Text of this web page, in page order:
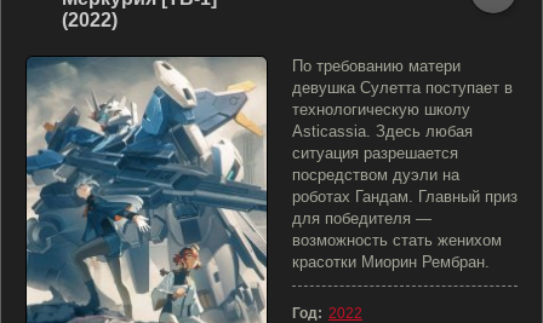
(2022)
По требованию матери
девушка Сулетта поступает в
технологическую школу
Asticassia. Здесь любая
ситуация разрешается
посредством дуэли на
роботах Гандам. Главный приз
для победителя —
возможность стать женихом
красотки Миорин Рембран.
Год: 2022